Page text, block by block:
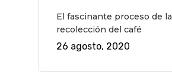
El fascinante proceso de la
recolección del café
26 agosto, 2020